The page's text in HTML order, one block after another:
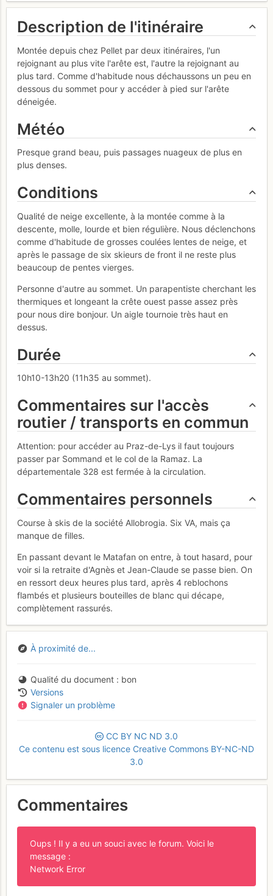
Description de l'itinéraire
Montée depuis chez Pellet par deux itinéraires, l'un
rejoignant au plus vite l'arête est, l'autre la rejoignant au
plus tard. Comme d'habitude nous déchaussons un peu en
dessous du sommet pour y accéder à pied sur l'arête
déneigée.
Météo
Presque grand beau, puis passages nuageux de plus en
plus denses.
Conditions
Qualité de neige excellente, à la montée comme à la
descente, molle, lourde et bien régulière. Nous déclenchons
comme d'habitude de grosses coulées lentes de neige, et
après le passage de six skieurs de front il ne reste plus
beaucoup de pentes vierges.
Personne d'autre au sommet. Un parapentiste cherchant les
thermiques et longeant la crête ouest passe assez près
pour nous dire bonjour. Un aigle tournoie très haut en
dessus.
Durée
10h10-13h20 (11h35 au sommet).
Commentaires sur l'accès
routier / transports en commun
Attention: pour accéder au Praz-de-Lys il faut toujours
passer par Sommand et le col de la Ramaz. La
départementale 328 est fermée à la circulation.
Commentaires personnels
Course à skis de la société Allobrogia. Six VA, mais ça
manque de filles.
En passant devant le Matafan on entre, à tout hasard, pour
voir si la retraite d'Agnès et Jean-Claude se passe bien. On
en ressort deux heures plus tard, après 4 reblochons
flambés et plusieurs bouteilles de blanc qui décape,
complètement rassurés.
À proximité de...
Qualité du document
bon
Versions
Signaler un problème
CC BY NC ND 3.0
Ce contenu est sous licence Creative Commons BY-NC-ND
3.0
Commentaires
Oups ! Il y a eu un souci avec le forum. Voici le
message :
Network Error